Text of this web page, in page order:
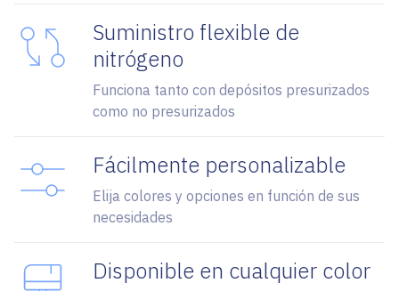
Suministro flexible de
nitrógeno
Funciona tanto con depósitos presurizados
como no presurizados
Fácilmente personalizable
Elija colores y opciones en función de sus
necesidades
Disponible en cualquier color